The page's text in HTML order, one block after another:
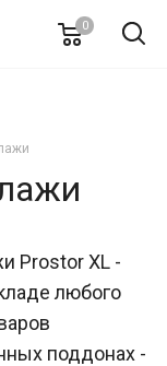
0
Prostor XL -
любого
поддонах -